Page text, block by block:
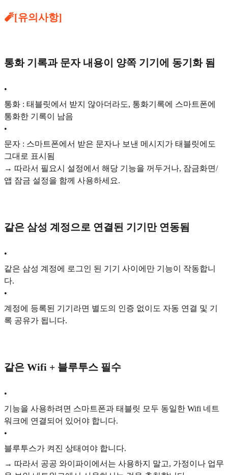
🧨[유의사항]
통화 기록과 문자 내용이 양쪽 기기에 동기화 됨
•
통화 : 태블릿에서 받지 않아더라도, 통화기록에 스마트폰에
통화한 기록이 남음
•
문자 : 스마트폰에서 받은 문자나 보낸 메시지가 태블릿에도
그대로 표시됨
→ 따라서 필요시 설정에서 해당 기능을 꺼두거나, 잠금화면/
앱 잠금 설정을 함께 사용하세요.
같은 삼성 계정으로 연결된 기기만 연동됨
•
같은 삼성 계정에 로그인 된 기기 사이에만 기능이 작동합니
다.
•
계정에 등록된 기기라면 별도의 인증 없이도 자동 연결 및 기
록 공유가 됩니다.
같은 Wifi + 블루투스 필수
•
기능을 사용하려면 스마트폰과 태블릿 모두 동일한 Wifi 네트
워크에 연결되어 있어야 합니다.
•
블루투스가 켜진 상태여야 합니다.
→ 따라서 공공 와이파이에서는 사용하지 말고, 가정이나 업무